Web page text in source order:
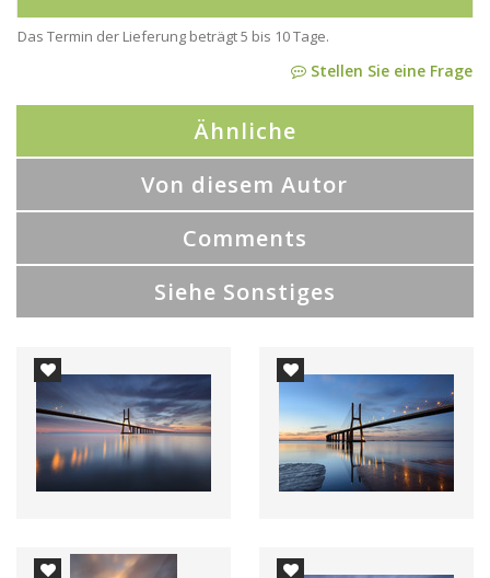
Das Termin der Lieferung beträgt 5 bis 10 Tage.
Stellen Sie eine Frage
Ähnliche
Von diesem Autor
Comments
Siehe Sonstiges